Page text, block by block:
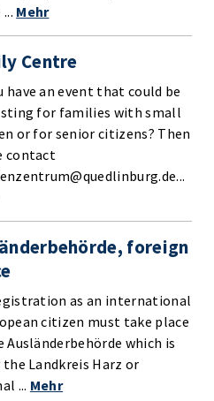
Mehr
Centre
have an event that could be
for families with small
or for senior citizens? Then
contact
foreign
as an international
citizen must take place
Ausländerbehörde which is
the Landkreis Harz or
... Mehr